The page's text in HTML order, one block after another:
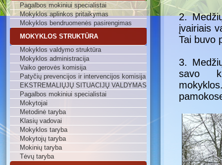
Pagalbos mokiniui specialistai
Mokyklos aplinkos pritaikymas
Mokyklos bendruomenės pasirengimas
MOKYKLOS STRUKTŪRA
Mokyklos valdymo struktūra
Mokyklos administracija
Vaiko gerovės komisija
Patyčių prevencijos ir intervencijos komisija
EKSTREMALIŲJŲ SITUACIJŲ VALDYMAS
Pagalbos mokiniui specialistai
Mokytojai
Metodinė taryba
Klasių vadovai
Mokyklos taryba
Mokytojų taryba
Mokinių taryba
Tėvų taryba
2.
įvairiais
Tai buvo
3.
savo